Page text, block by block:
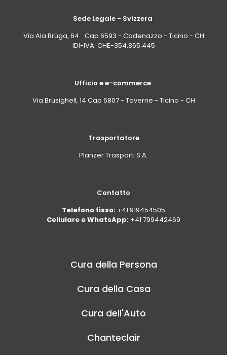
Sede Legale - Svizzera
Via Ala Brüga, 64 Cap 6593 - Cadenazzo - Ticino - CH
IDI-IVA: CHE-354.865.445
Ufficio e e-commerce
Via Brüsighell, 14 Cap 6807 - Taverne - Ticino - CH
Trasportatore
Planzer Trasporti S.A.
Contatto
Telefono fisso: +41 919454505
Cellulare e WhatsApp: +41 799442469
Cura della Persona
Cura della Casa
Cura dell'Auto
Chanteclair